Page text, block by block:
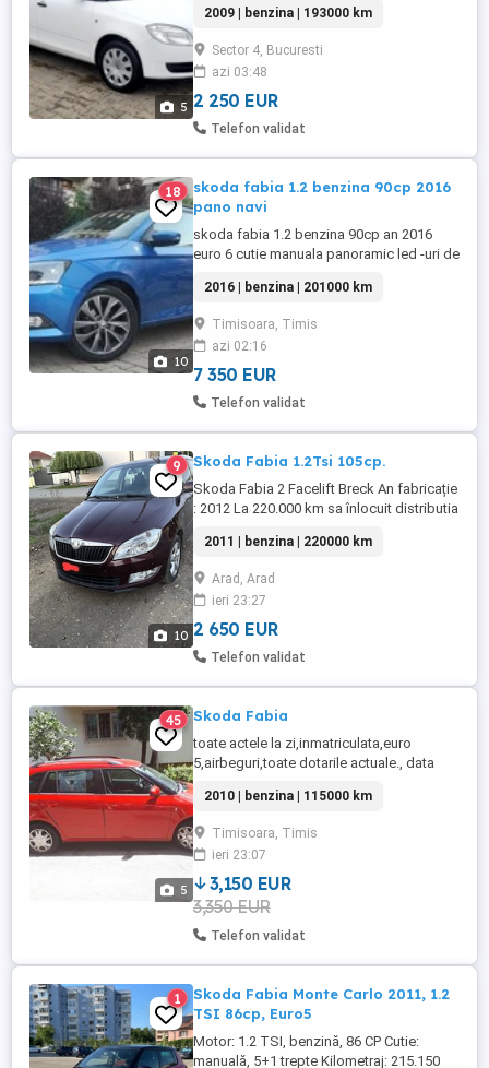
5
jud Ilfov
2009 | benzina | 193000 km
Sector 4, Bucuresti
azi 03:48
2 250 EUR
Telefon validat
10
18
skoda fabia 1.2 benzina 90cp 2016
pano navi
skoda fabia 1.2 benzina 90cp an 2016
euro 6 cutie manuala panoramic led -uri de
climatronic navi mare interior sintetic
scaune incalzite lumini ambientale interior
pilot aitomat bord computer linie audio
originala skoda bluetooth senzori ploaie
senzori ...
2016 | benzina | 201000 km
Timisoara, Timis
azi 02:16
7 350 EUR
Telefon validat
10
9 Skoda Fabia 1.2Tsi 105cp.
Skoda Fabia 2 Facelift Breck An fabricație
: 2012 La 220.000 km sa înlocuit distributia
: 1.2 Tsi 105 CP 5+1 trepte Norma de
poluare : Euro 5 2 chei Jante Aliaj
cauciucuri vară plus un set de jante tabla
cu cauciucuri iarnă foarte bune ! Dotări ...
2011 | benzina | 220000 km
Arad, Arad
ieri 23:27
2 650 EUR
Telefon validat
5
45 Skoda Fabia
toate actele la zi,inmatriculata,euro
5,airbeguri,toate dotarile actuale., data
combustibil: Benzina, consum: 5.60,
norma euro: euro 5, emisii CO2: 123 g km,
numar usi: 4 5, culoare: rosu, cutie de
viteze: 1, dotari: ABS, Geamuri electrice,
ESP, Închidere ...
2010 | benzina | 115000 km
Timisoara, Timis
ieri 23:07
3,150 EUR
3,350 EUR
Telefon validat
1
Skoda Fabia Monte Carlo 2011, 1.2
TSI 86cp, Euro5
Motor: 1.2 TSI, benzină, 86 CP Cutie:
manuală, 5+1 trepte Kilometraj: 215.150